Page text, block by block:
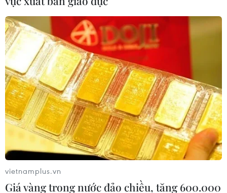
Những người lính biên phòng đón
Tết ở biên cương
08/02/2021 08:09
Thời điểm Tết Nguyên đán, khi người người, nhà nhà
đón Năm mới trong sự đoàn tụ sum vầy thì hàng trăm
cán bộ, chiến sỹ Bộ đội Biên phòng tỉnh Cao Bằng vẫn
đang căng mình thực hiện nhiệm vụ.
vietnamplus.vn
Giá vàng trong nước đảo chiều, tăng 600.000